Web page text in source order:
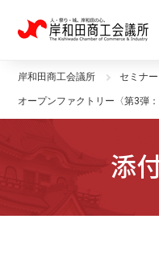
岸和田商工会議所 セミナ
オープンファクトリー〈第3弾
添